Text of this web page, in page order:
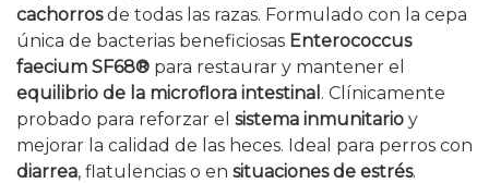
cachorrosde todas las razas. Formulado con la cepa
única de bacterias beneficiosas Enterococcus
faecium SF68® para restaurar y mantener el
equilibrio de la microflora intestinal . Clínicamente
probado para reforzar el sistema inmunitario y
mejorar la calidad de las heces. Ideal para perros con
diarrea, flatulencias o en situaciones de estrés.